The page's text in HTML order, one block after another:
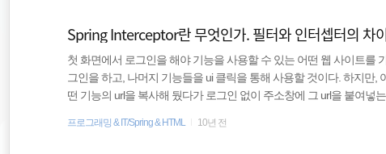
Spring Interceptor란 무엇인가. 필터와 인터셉터의 차
첫 화면에서 로그인을 해야 기능을 사용할 수 있는 어떤 웹 사이트를
그인을 하고, 나머지 기능들을 ui 클릭을 통해 사용할 것이다. 하지만,
떤 기능의 url을 복사해 뒀다가 로그인 없이 주소창에 그 url을 붙여넣
으로 아래와 같을 것이다. 1. 사용자는 로그인을 한다. 2. 시스템은 로
프로그래밍 & IT/Spring & HTML 10년 전